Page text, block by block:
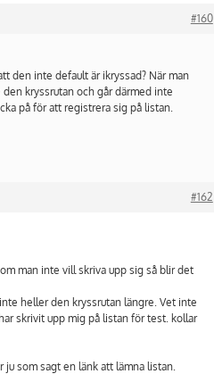
#160
den inte default är ikryssad? När man
kryssrutan och går därmed inte
på för att registrera sig på listan.
#162
man inte vill skriva upp sig så blir det
heller den kryssrutan längre. Vet inte
skrivit upp mig på listan för test. kollar
som sagt en länk att lämna listan.